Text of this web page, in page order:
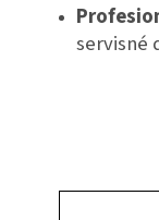
servisné